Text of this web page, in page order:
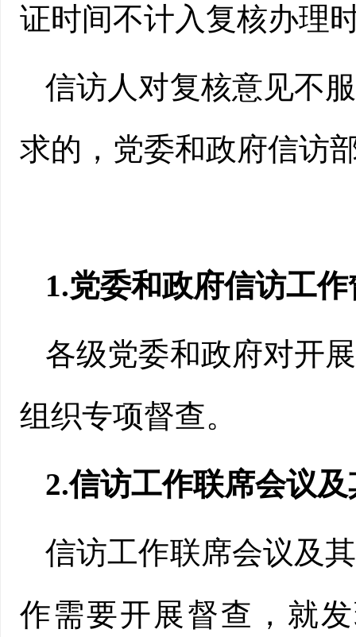
证时间不计入复核办理
信访人对复核意见不
求的，党委和政府信访
1.党委和政府信访工
各级党委和政府对开
组织专项督查。
2.信访工作联席会议
信访工作联席会议及
作需要开展督查，就